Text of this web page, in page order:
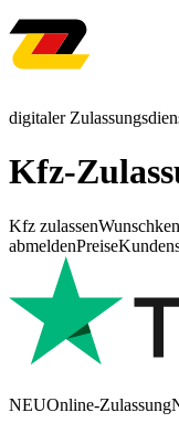
digitaler
Kfz-
Kfz zulassen
abmeldenPreise
NEUOnline-Zulassung